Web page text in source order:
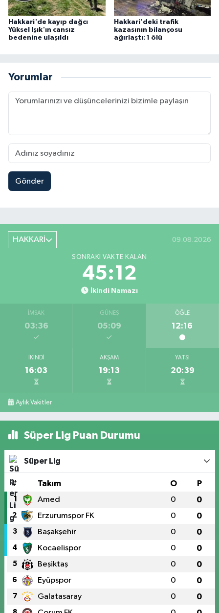
Hakkari'de kayıp dağcı
Yüksel Işık'ın cansız
bedenine ulaşıldı
Hakkari'deki trafik
kazasının bilançosu
ağırlaştı: 1 ölü
Yorumlar
Gönder
HAKKARİ 09.08.2026
SONRAKI VAKTE KALAN
45:12
İkindi Namazı
İMSAK
03:36
GÜNEŞ
05:09
ÖĞLE
12:16
İKINDI
16:03
AKŞAM
19:13
YATSI
20:39
Aylık Vakitler
Süper Lig Puan Durumu
Süper Lig
# Takım O P
1 Amed 0 0
2 Erzurumspor FK 0 0
3 Başakşehir 0 0
4 Kocaelispor 0 0
5 Beşiktaş 0 0
6 Eyüpspor 0 0
7 Galatasaray 0 0